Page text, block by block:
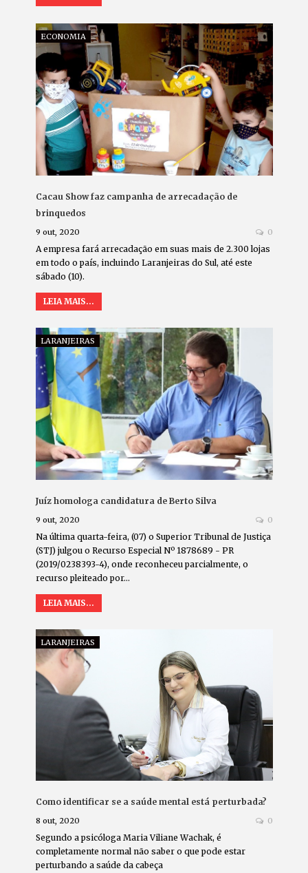
ECONOMIA
Cacau Show faz campanha de arrecadação de
brinquedos
9 out, 2020 0
A empresa fará arrecadação em suas mais de 2.300 lojas
em todo o país, incluindo Laranjeiras do Sul, até este
sábado (10).
LEIA MAIS...
LARANJEIRAS
Juíz homologa candidatura de Berto Silva
9 out, 2020 0
Na última quarta-feira, (07) o Superior Tribunal de Justiça
(STJ) julgou o Recurso Especial Nº 1878689 - PR
(2019/0238393-4), onde reconheceu parcialmente, o
recurso pleiteado por…
LEIA MAIS...
LARANJEIRAS
Como identificar se a saúde mental está perturbada?
8 out, 2020 0
Segundo a psicóloga Maria Viliane Wachak, é
completamente normal não saber o que pode estar
perturbando a saúde da cabeça